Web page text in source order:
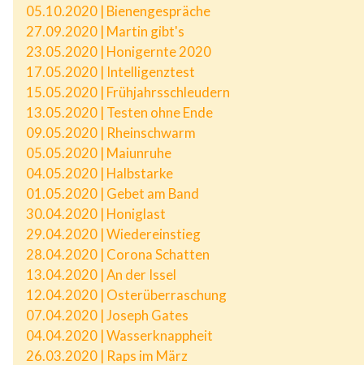
05.10.2020 | Bienengespräche
27.09.2020 | Martin gibt's
23.05.2020 | Honigernte 2020
17.05.2020 | Intelligenztest
15.05.2020 | Frühjahrsschleudern
13.05.2020 | Testen ohne Ende
09.05.2020 | Rheinschwarm
05.05.2020 | Maiunruhe
04.05.2020 | Halbstarke
01.05.2020 | Gebet am Band
30.04.2020 | Honiglast
29.04.2020 | Wiedereinstieg
28.04.2020 | Corona Schatten
13.04.2020 | An der Issel
12.04.2020 | Osterüberraschung
07.04.2020 | Joseph Gates
04.04.2020 | Wasserknappheit
26.03.2020 | Raps im März